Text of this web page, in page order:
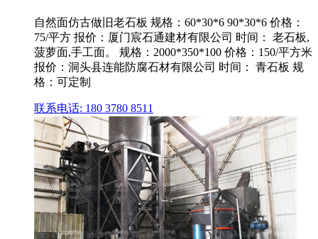
自然面仿古做旧老石板 规格：60*30*6 90*30*6 价格：
75/平方 报价：厦门宸石通建材有限公司 时间： 老石板,
菠萝面,手工面。 规格：2000*350*100 价格：150/平方米
报价：洞头县连能防腐石材有限公司 时间： 青石板 规
格：可定制
联系电话: 180 3780 8511